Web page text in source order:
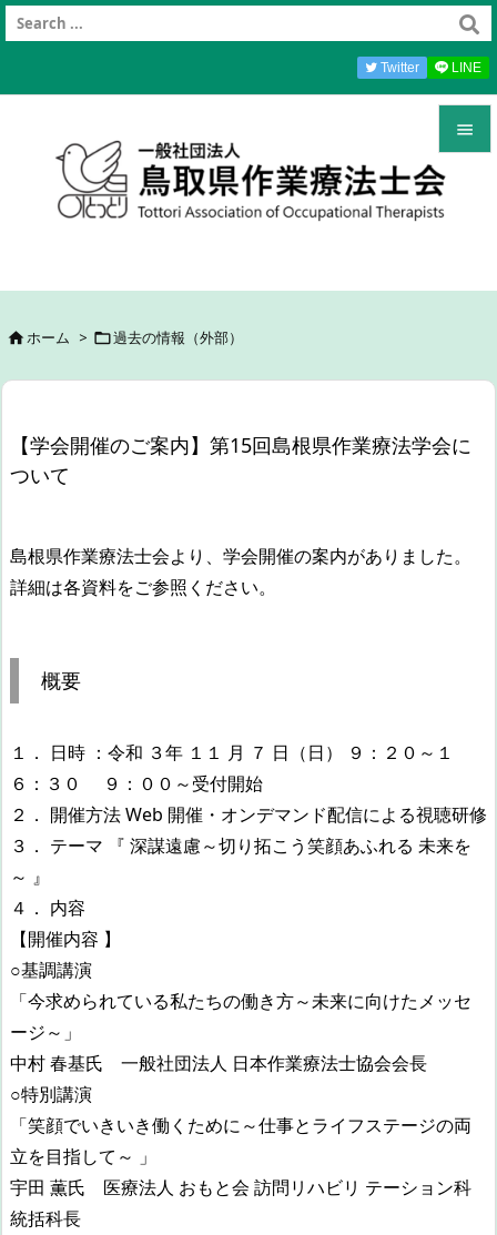


Twitter LINE
ホーム > 過去の情報（外部）
【学会開催のご案内】第15回島根県作業療法学会に
ついて
島根県作業療法士会より、学会開催の案内がありました。
詳細は各資料をご参照ください。
概要
１． 日時 ：令和 ３年 １１ 月 ７ 日（日） ９：２０～１
６：３０ ９：００～受付開始
２． 開催方法 Web 開催・オンデマンド配信による視聴研修
３． テーマ 『 深謀遠慮～切り拓こう笑顔あふれる 未来を
～ 』
４． 内容
【開催内容 】
○基調講演
「今求められている私たちの働き方～未来に向けたメッセ
ージ～」
中村 春基氏 一般社団法人 日本作業療法士協会会長
○特別講演
「笑顔でいきいき働くために～仕事とライフステージの両
立を目指して～ 」
宇田 薫氏 医療法人 おもと会 訪問リハビリ テーション科
統括科長